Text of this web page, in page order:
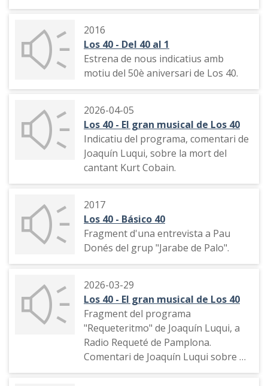
2016
Los 40 - Del 40 al 1
Estrena de nous indicatius amb
motiu del 50è aniversari de Los 40.
2026-04-05
Los 40 - El gran musical de Los 40
Indicatiu del programa, comentari de
Joaquín Luqui, sobre la mort del
cantant Kurt Cobain.
2017
Los 40 - Básico 40
Fragment d'una entrevista a Pau
Donés del grup "Jarabe de Palo".
2026-03-29
Los 40 - El gran musical de Los 40
Fragment del programa
"Requeteritmo" de Joaquín Luqui, a
Radio Requeté de Pamplona.
Comentari de Joaquín Luqui sobre el
cantant Mick Jagger.